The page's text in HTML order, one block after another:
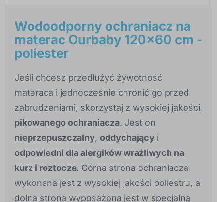
Wodoodporny ochraniacz na
materac Ourbaby 120x60 cm -
poliester
Jeśli chcesz przedłużyć żywotność
materaca i jednocześnie chronić go przed
zabrudzeniami, skorzystaj z wysokiej jakości,
pikowanego ochraniacza. Jest on
nieprzepuszczalny, oddychający i
odpowiedni dla alergików wrażliwych na
kurz i roztocza. Górna strona ochraniacza
wykonana jest z wysokiej jakości poliestru, a
dolna strona wyposażona jest w specjalną